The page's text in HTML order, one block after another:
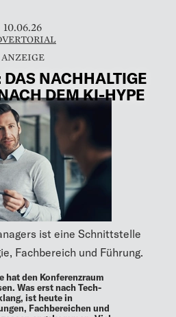
10.06.26
NACHHALTIGE
DEM KI-HYPE
ist eine Schnittstelle
Fachbereich und Führung.
hat den Konferenzraum
Was erst nach Tech-
ist heute in
Fachbereichen und